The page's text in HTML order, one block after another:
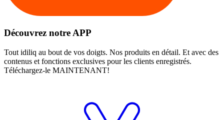
Découvrez notre APP
Tout idiliq au bout de vos doigts. Nos produits en détail. Et avec des
contenus et fonctions exclusives pour les clients enregistrés.
Téléchargez-le MAINTENANT!